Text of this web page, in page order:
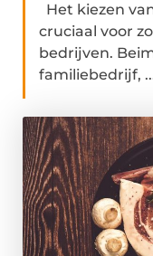
Het kiezen
cruciaal voor
bedrijven.
familiebedrijf,